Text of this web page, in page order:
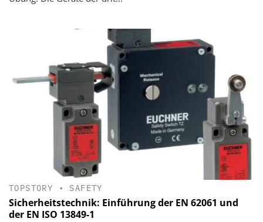
TOPSTORY • SAFETY
Sicherheitstechnik: Einführung der EN 62061 und
der EN ISO 13849-1